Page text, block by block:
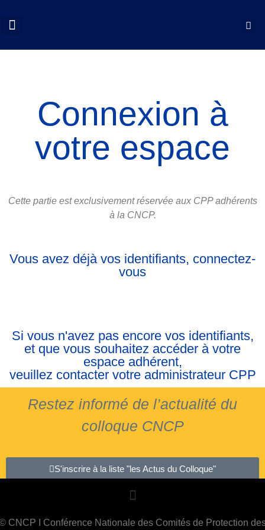
Connexion à
votre espace
Cette partie est exclusivement réservée aux CPP adhérents
à la CNCP.
Vous avez déjà vos identifiants, connectez-
vous
Si vous n'avez pas encore vos identifiants,
et que vous souhaitez accéder à votre
espace adhérent,
veuillez contacter votre administrateur CPP
Restez informé de l’actualité du
colloque CNCP
S'inscrire à la liste "les Actus du Colloque"
CNCP I Conférence Nationale des Comités de Protection